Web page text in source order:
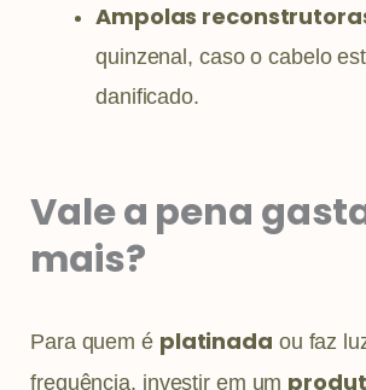
Ampolas
quinzenal, caso o cabelo
danificado.
Vale a pena
mais?
Para quem é platinada ou faz
frequência, investir em um